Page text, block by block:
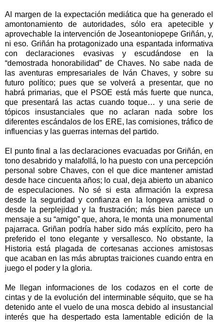
Al margen de la expectación mediática que ha generado el
amontonamiento de autoridades, sólo era apetecible y
aprovechable la intervención de Joseantoniopepe Griñán, y,
ni eso. Griñán ha protagonizado una espantada informativa
con declaraciones evasivas y escudándose en la
“demostrada honorabilidad” de Chaves. No sabe nada de
las aventuras empresariales de Iván Chaves, y sobre su
futuro político; pues que se volverá a presentar, que no
habrá primarias, que el PSOE está más fuerte que nunca,
que presentará las actas cuando toque… y una serie de
tópicos insustanciales que no aclaran nada sobre los
diferentes escándalos de los ERE, las comisiones, tráfico de
influencias y las guerras internas del partido.
El punto final a las declaraciones evacuadas por Griñán, en
tono desabrido y malafollá, lo ha puesto con una percepción
personal sobre Chaves, con el que dice mantener amistad
desde hace cincuenta años; lo cual, deja abierto un abanico
de especulaciones. No sé si esta afirmación la expresa
desde la seguridad y confianza en la longeva amistad o
desde la perplejidad y la frustración; más bien parece un
mensaje a su “amigo” que, ahora, le monta una monumental
pajarraca. Griñan podría haber sido más explícito, pero ha
preferido el tono elegante y versallesco. No obstante, la
Historia está plagada de cortesanas acciones amistosas
que acaban en las más abruptas traiciones cuando entra en
juego el poder y la gloria.
Me llegan informaciones de los codazos en el corte de
cintas y de la evolución del interminable séquito, que se ha
detenido ante el vuelo de una mosca debido al insustancial
interés que ha despertado esta lamentable edición de la